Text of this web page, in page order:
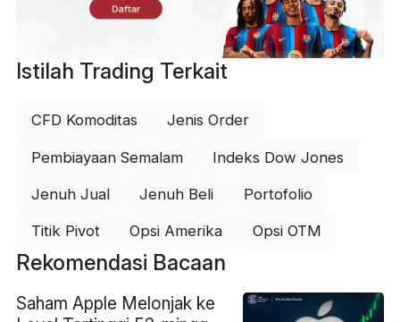
Daftar
Istilah Trading Terkait
CFD Komoditas Jenis Order
Pembiayaan Semalam Indeks Dow Jones
Jenuh Jual Jenuh Beli Portofolio
Titik Pivot Opsi Amerika Opsi OTM
Rekomendasi Bacaan
Saham Apple Melonjak ke